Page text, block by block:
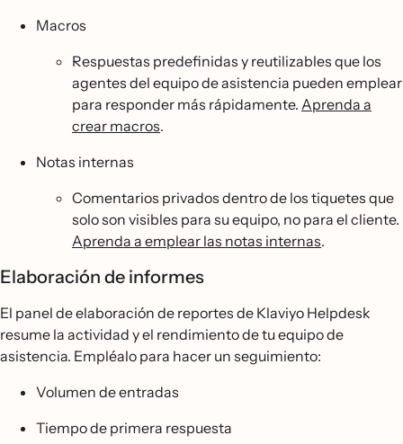
Macros
Respuestas predefinidas y reutilizables que los
agentes del equipo de asistencia pueden emplear
para responder más rápidamente. Aprenda a
crear macros.
Notas internas
Comentarios privados dentro de los tiquetes que
solo son visibles para su equipo, no para el cliente.
Aprenda a emplear las notas internas.
Elaboración de informes
El panel de elaboración de reportes de Klaviyo Helpdesk
resume la actividad y el rendimiento de tu equipo de
asistencia. Empléalo para hacer un seguimiento:
Volumen de entradas
Tiempo de primera respuesta